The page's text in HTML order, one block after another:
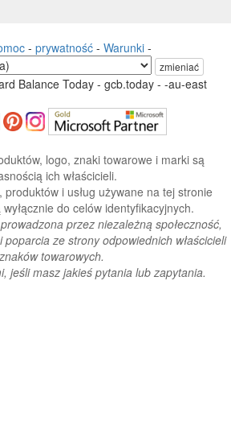
- prywatność - Warunki -
zmieniać
Balance Today - gcb.today - -au-east
logo, znaki towarowe i marki są
ich właścicieli.
i usług używane na tej stronie
do celów identyfikacyjnych.
przez niezależną społeczność,
ze strony odpowiednich właścicieli
towarowych.
jeśli masz jakieś pytania lub zapytania.